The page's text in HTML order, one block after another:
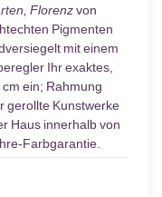
Florenzvon
Pigmenten
mit einem
Ihr exaktes,
ein; Rahmung
gerollte Kunstwerke
Haus innerhalb von
Farbgarantie.